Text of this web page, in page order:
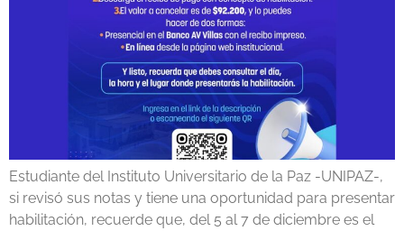
Estudiante del Instituto Universitario de la Paz -UNIPAZ-,
si revisó sus notas y tiene una oportunidad para presentar
habilitación, recuerde que, del 5 al 7 de diciembre es el